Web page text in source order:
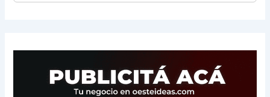
13 Sarmiento 3 -1 3